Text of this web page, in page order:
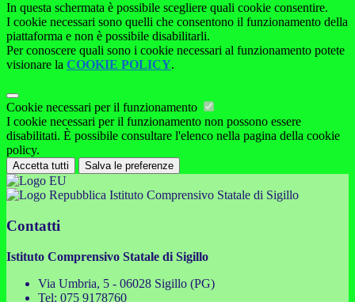
In questa schermata è possibile scegliere quali cookie consentire.
I cookie necessari sono quelli che consentono il funzionamento della
piattaforma e non è possibile disabilitarli.
Per conoscere quali sono i cookie necessari al funzionamento potete
visionare la COOKIE POLICY.
Cookie necessari per il funzionamento
I cookie necessari per il funzionamento non possono essere
disabilitati. È possibile consultare l'elenco nella pagina della cookie
policy.
Accetta tutti Salva le preferenze
Istituto Comprensivo Statale di Sigillo
Contatti
Istituto Comprensivo Statale di Sigillo
Via Umbria, 5 - 06028 Sigillo (PG)
Tel: 075 9178760